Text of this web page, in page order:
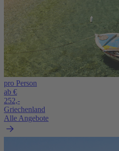
pro Person
ab €
252,-
Griechenland
Alle Angebote